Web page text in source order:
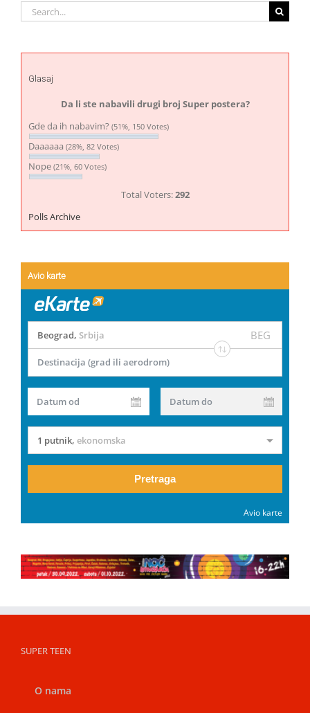
Search
for:
Glasaj
Da li ste nabavili drugi broj Super postera?
Gde da ih nabavim? (51%, 150 Votes)
Daaaaaa (28%, 82 Votes)
Nope (21%, 60 Votes)
Total Voters:292
Polls Archive
Avio karte
Beograd, Srbija BEG
Destinacija (grad ili aerodrom)
Datum od Datum do
1 putnik, ekonomska
Pretraga
Avio karte
SUPER TEEN
O nama